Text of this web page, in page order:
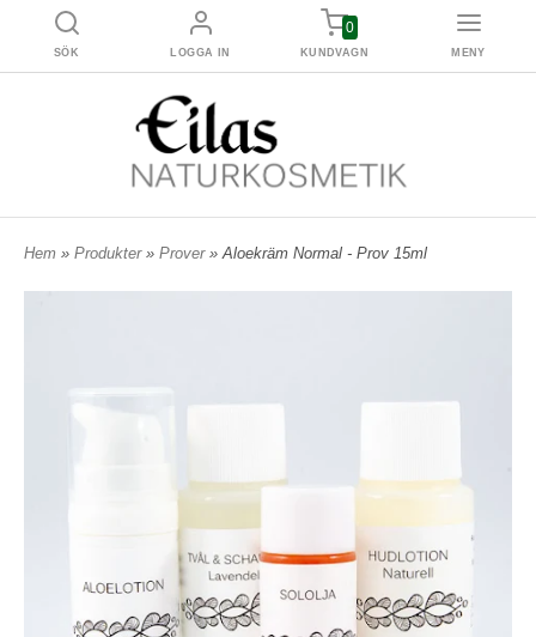
SÖK LOGGA IN
0
KUNDVAGN MENY
Hem » Produkter » Prover » Aloekräm Normal - Prov 15ml